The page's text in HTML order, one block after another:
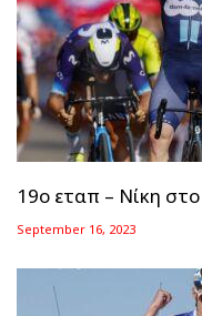
19ο εταπ – Νίκη
September 16, 2023